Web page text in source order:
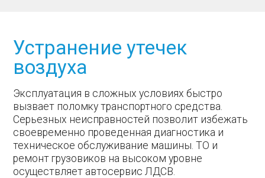
Устранение утечек
воздуха
Эксплуатация в сложных условиях быстро
вызвает поломку транспортного средства.
Серьезных неисправностей позволит избежать
своевременно проведенная диагностика и
техническое обслуживание машины. ТО и
ремонт грузовиков на высоком уровне
осуществляет автосервис ЛДСВ.